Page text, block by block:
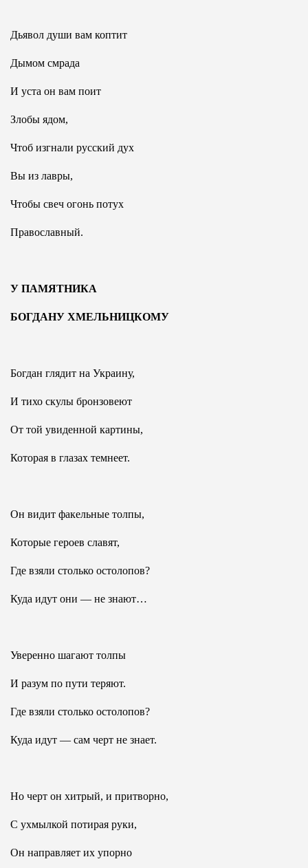
Дьявол души вам коптит
Дымом смрада
И уста он вам поит
Злобы ядом,
Чтоб изгнали русский дух
Вы из лавры,
Чтобы свеч огонь потух
Православный.
У ПАМЯТНИКА
БОГДАНУ ХМЕЛЬНИЦКОМУ
Богдан глядит на Украину,
И тихо скулы бронзовеют
От той увиденной картины,
Которая в глазах темнеет.
Он видит факельные толпы,
Которые героев славят,
Где взяли столько остолопов?
Куда идут они — не знают…
Уверенно шагают толпы
И разум по пути теряют.
Где взяли столько остолопов?
Куда идут — сам черт не знает.
Но черт он хитрый, и притворно,
С ухмылкой потирая руки,
Он направляет их упорно